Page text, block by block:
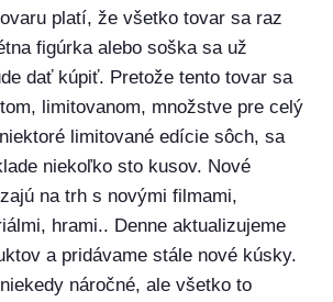
platí, že všetko tovar sa raz
figúrka alebo soška sa už
dať kúpiť. Pretože tento tovar sa
limitovanom, množstve pre celý
limitované edície sôch, sa
niekoľko sto kusov. Nové
na trh s novými filmami,
hrami.. Denne aktualizujeme
a pridávame stále nové kúsky.
náročné, ale všetko to